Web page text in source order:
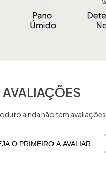
AVALIAÇÕES
ainda não tem avaliações
O PRIMEIRO A AVALIAR